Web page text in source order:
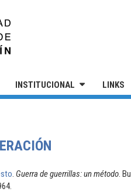
INSTITUCIONAL LINKS
Guerra de guerrillas: un método .